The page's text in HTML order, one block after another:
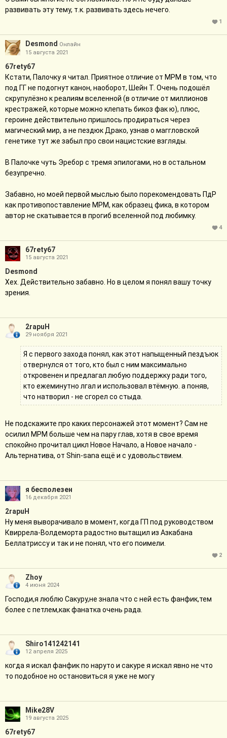
использовал втёмную. а поняв, что натворил - не сгорел со
всегениалец очень много надувает щёки на тему гуманизма и
слезы младенца, будучи при этом наглухо лишён морального
Вот вас, может. через пять лет и озарит, что вы читаете дутую
пустышку, написанную шарлатаном для не очень
образованной ЦА.
развивать эту тему, т.к. развивать здесь нечего.
1
Desmоnd Онлайн
15 августа 2021
67rety67
Кстати, Палочку я читал. Приятное отличие от МРМ в том, что
под ГГ не подогнут канон, наоборот, Шейн Т. Очень подошёл
скрупулёзно к реалиям вселенной (в отличие от миллионов
крестражей, которые можно клепать бикоз фак ю), плюс,
героине действительно пришлось продираться через
магический мир, а не пездюк Драко, узнав о маггловской
генетике тут же забыл про свои нацистские взгляды.
В Палочке чуть Эребор с тремя эпилогами, но в остальном
безупречно.
Забавно, но моей первой мыслью было порекомендовать ПдР
как противопоставление МРМ, как образец фика, в котором
автор не скатывается в прогиб вселенной под любимку.
4
67rety67
15 августа 2021
Desmоnd
Хех. Действительно забавно. Но в целом я понял вашу точку
зрения.
2rapuH
29 ноября 2021
Я с первого захода понял, как этот напыщенный пездъюк
отвернулся от того, кто был с ним максимально
откровенен и предлагал любую поддержку ради того,
кто ежеминутно лгал и использовал втёмную. а поняв,
что натворил - не сгорел со стыда.
Не подскажите про каких персонажей этот момент? Сам не
осилил МРМ больше чем на пару глав, хотя в свое время
спокойно прочитал цикл Новое Начало, а Новое начало -
Альтернатива, от Shin-sana ещё и с удовольствием.
я бесполезен
16 декабря 2021
2rapuH
Ну меня выворачивало в момент, когда ГП под руководством
Квиррела-Волдеморта радостно вытащил из Азкабана
Беллатриссу и так и не понял, что его поимели.
2
Zhoy
4 июня 2024
Господи,я люблю Сакуру,не знала что с ней есть фанфик,тем
более с петлем,как фанатка очень рада.
Shiro141242141
12 апреля 2025
когда я искал фанфик по наруто и сакуре я искал явно не что
то подобное но остановиться я уже не могу
Mike28V
19 августа 2025
67rety67